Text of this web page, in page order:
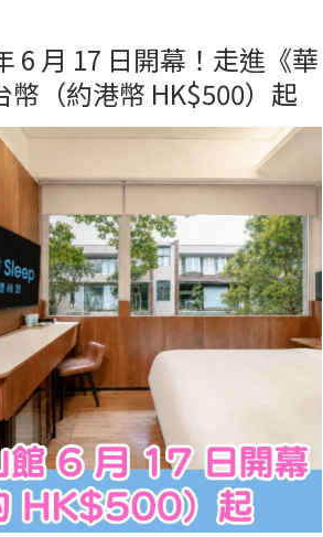
6 月 17 日開幕！走進《華
（約港幣 HK$500）起